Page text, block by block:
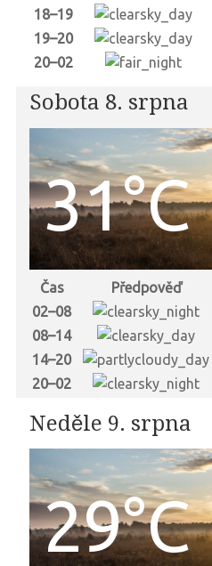
18–19
19–20
20–02
Sobota 8. srpna
31°C
Čas Předpověď
02–08
08–14
14–20
20–02
Neděle 9. srpna
29°C